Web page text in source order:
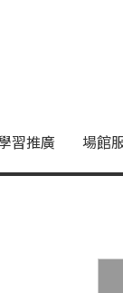
化中
習推廣 場館
區。